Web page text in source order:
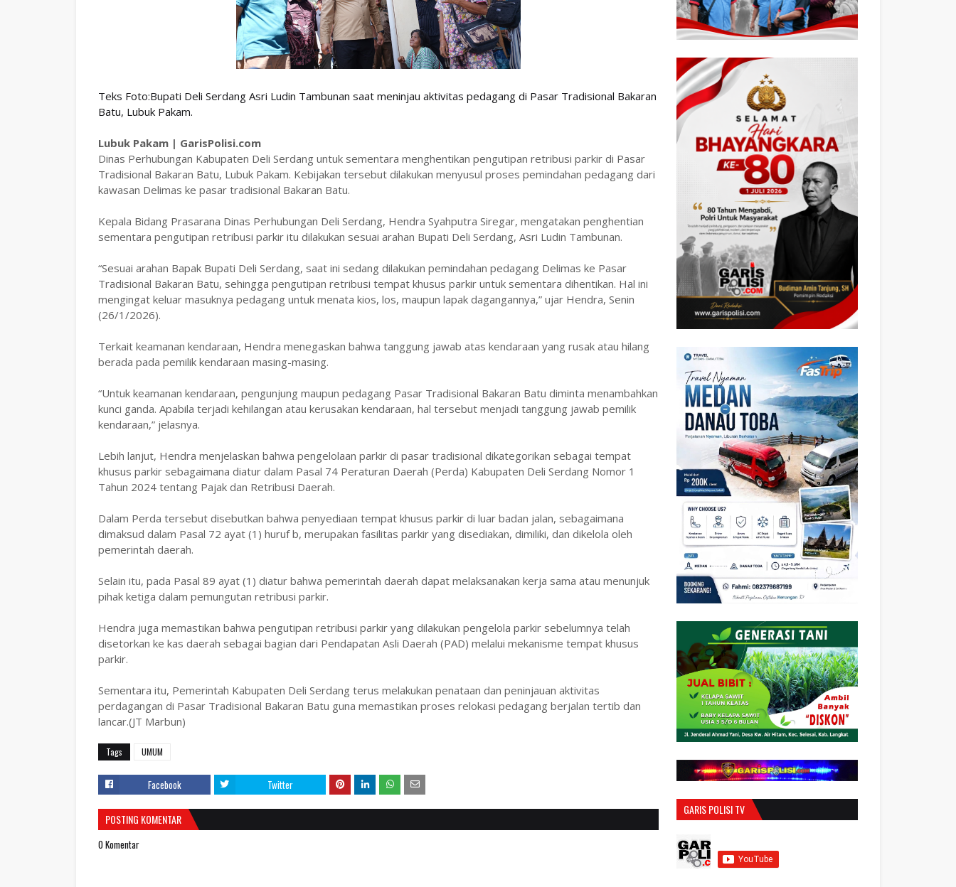
Teks Foto:Bupati Deli Serdang Asri Ludin Tambunan saat meninjau aktivitas pedagang di Pasar Tradisional Bakaran
Batu, Lubuk Pakam.
Lubuk Pakam | GarisPolisi.com
Dinas Perhubungan Kabupaten Deli Serdang untuk sementara menghentikan pengutipan retribusi parkir di Pasar
Tradisional Bakaran Batu, Lubuk Pakam. Kebijakan tersebut dilakukan menyusul proses pemindahan pedagang dari
kawasan Delimas ke pasar tradisional Bakaran Batu.
Kepala Bidang Prasarana Dinas Perhubungan Deli Serdang, Hendra Syahputra Siregar, mengatakan penghentian
sementara pengutipan retribusi parkir itu dilakukan sesuai arahan Bupati Deli Serdang, Asri Ludin Tambunan.
“Sesuai arahan Bapak Bupati Deli Serdang, saat ini sedang dilakukan pemindahan pedagang Delimas ke Pasar
Tradisional Bakaran Batu, sehingga pengutipan retribusi tempat khusus parkir untuk sementara dihentikan. Hal ini
mengingat keluar masuknya pedagang untuk menata kios, los, maupun lapak dagangannya,” ujar Hendra, Senin
(26/1/2026).
Terkait keamanan kendaraan, Hendra menegaskan bahwa tanggung jawab atas kendaraan yang rusak atau hilang
berada pada pemilik kendaraan masing-masing.
“Untuk keamanan kendaraan, pengunjung maupun pedagang Pasar Tradisional Bakaran Batu diminta menambahkan
kunci ganda. Apabila terjadi kehilangan atau kerusakan kendaraan, hal tersebut menjadi tanggung jawab pemilik
kendaraan,” jelasnya.
Lebih lanjut, Hendra menjelaskan bahwa pengelolaan parkir di pasar tradisional dikategorikan sebagai tempat
khusus parkir sebagaimana diatur dalam Pasal 74 Peraturan Daerah (Perda) Kabupaten Deli Serdang Nomor 1
Tahun 2024 tentang Pajak dan Retribusi Daerah.
Dalam Perda tersebut disebutkan bahwa penyediaan tempat khusus parkir di luar badan jalan, sebagaimana
dimaksud dalam Pasal 72 ayat (1) huruf b, merupakan fasilitas parkir yang disediakan, dimiliki, dan dikelola oleh
pemerintah daerah.
Selain itu, pada Pasal 89 ayat (1) diatur bahwa pemerintah daerah dapat melaksanakan kerja sama atau menunjuk
pihak ketiga dalam pemungutan retribusi parkir.
Hendra juga memastikan bahwa pengutipan retribusi parkir yang dilakukan pengelola parkir sebelumnya telah
disetorkan ke kas daerah sebagai bagian dari Pendapatan Asli Daerah (PAD) melalui mekanisme tempat khusus
parkir.
Sementara itu, Pemerintah Kabupaten Deli Serdang terus melakukan penataan dan peninjauan aktivitas
perdagangan di Pasar Tradisional Bakaran Batu guna memastikan proses relokasi pedagang berjalan tertib dan
lancar.(JT Marbun)
Tags UMUM
Facebook Twitter
POSTING KOMENTAR
0 Komentar
GARIS POLISI TV